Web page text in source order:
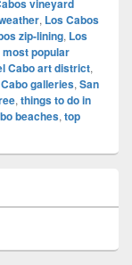
vineyard
, Los Cabos
zip-lining, Los
most popular
Cabo art district,
galleries, San
, things to do in
beaches, top